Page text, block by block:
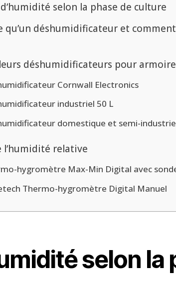
selon la phase de culture
qu’un déshumidificateur et
déshumidificateurs pour
Cornwall Electronics
industriel 50 L
domestique et semi-
l’humidité relative
hygromètre Max-Min Digital avec
Thermo-hygromètre Digital Manuel
selon la